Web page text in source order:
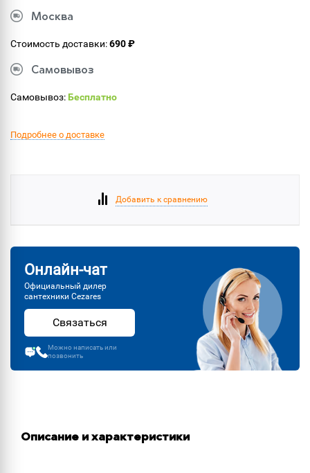
Москва
Стоимость доставки:690 ₽
Самовывоз
Самовывоз:Бесплатно
Подробнее о доставке
Добавить к сравнению
Онлайн-чат
Официальный дилер
сантехники Cezares
Связаться
Можно написать или
позвонить
Описание и характеристики